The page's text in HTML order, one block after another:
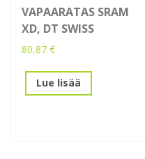
VAPAARATAS SRAM
XD, DT SWISS
80,87 €
Lue lisää